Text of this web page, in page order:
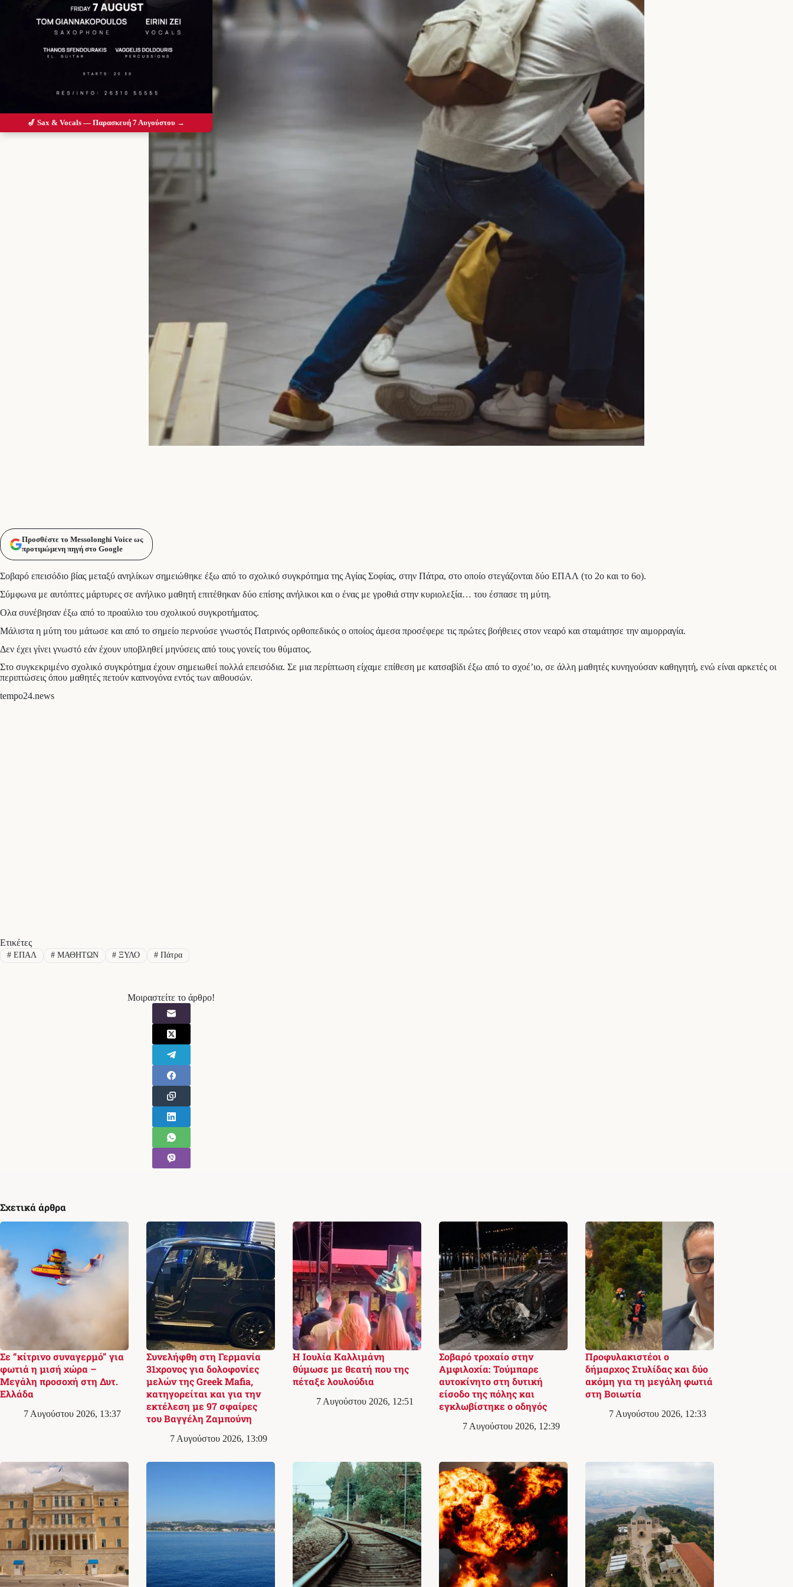
Προσθέστε το Messolonghi Voice ως
προτιμώμενη πηγή στο Google
Σοβαρό επεισόδιο βίας μεταξύ ανηλίκων σημειώθηκε έξω από το σχολικό συγκρότημα της Αγίας Σοφίας, στην Πάτρα, στο οποίο στεγάζονται δύο ΕΠΑΛ (το 2ο και το 6ο).
Σύμφωνα με αυτόπτες μάρτυρες σε ανήλικο μαθητή επιτέθηκαν δύο επίσης ανήλικοι και ο ένας με γροθιά στην κυριολεξία… του έσπασε τη μύτη.
Ολα συνέβησαν έξω από το προαύλιο του σχολικού συγκροτήματος.
Μάλιστα η μύτη του μάτωσε και από το σημείο περνούσε γνωστός Πατρινός ορθοπεδικός ο οποίος άμεσα προσέφερε τις πρώτες βοήθειες στον νεαρό και σταμάτησε την αιμορραγία.
Δεν έχει γίνει γνωστό εάν έχουν υποβληθεί μηνύσεις από τους γονείς του θύματος.
Στο συγκεκριμένο σχολικό συγκρότημα έχουν σημειωθεί πολλά επεισόδια. Σε μια περίπτωση είχαμε επίθεση με κατσαβίδι έξω από το σχοέ’ιο, σε άλλη μαθητές κυνηγούσαν καθηγητή, ενώ είναι αρκετές οι
περιπτώσεις όπου μαθητές πετούν καπνογόνα εντός των αιθουσών.
tempo24.news
Ετικέτες
#ΕΠΑΛ #ΜΑΘΗΤΩΝ # ΞΥΛΟ # Πάτρα
Μοιραστείτε το άρθρο!
Σχετικά άρθρα
Σε “κίτρινο συναγερμό” για
φωτιά η μισή χώρα –
Μεγάλη προσοχή στη Δυτ.
Ελλάδα
7 Αυγούστου 2026, 13:37
Συνελήφθη στη Γερμανία
31χρονος για δολοφονίες
μελών της Greek Mafia,
κατηγορείται και για την
εκτέλεση με 97 σφαίρες
του Βαγγέλη Ζαμπούνη
7 Αυγούστου 2026, 13:09
Η Ιουλία Καλλιμάνη
θύμωσε με θεατή που της
πέταξε λουλούδια
7 Αυγούστου 2026, 12:51
Σοβαρό τροχαίο στην
Αμφιλοχία: Τούμπαρε
αυτοκίνητο στη δυτική
είσοδο της πόλης και
εγκλωβίστηκε ο οδηγός
7 Αυγούστου 2026, 12:39
Προφυλακιστέοι ο
δήμαρχος Στυλίδας και δύο
ακόμη για τη μεγάλη φωτιά
στη Βοιωτία
7 Αυγούστου 2026, 12:33
🎷 Sax & Vocals — Παρασκευή 7 Αυγούστου →